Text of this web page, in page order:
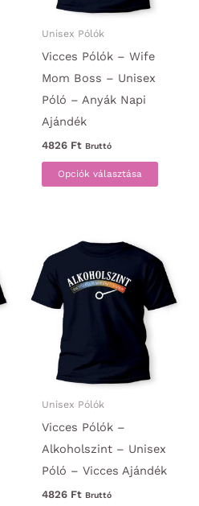
Unisex Pólók
Vicces Pólók – Wife
Mom Boss – Unisex
Póló – Anyák Napi
Ajándék
4826 Ft Bruttó
Opciók választása
Ennek
a
van.
A
Unisex Pólók
Vicces Pólók –
Alkoholszint – Unisex
Póló – Vicces Ajándék
4826 Ft Bruttó